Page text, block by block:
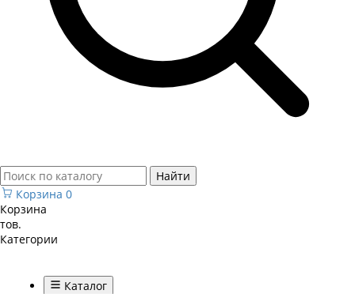
Найти
Корзина 0
Корзина
тов.
Категории
Каталог